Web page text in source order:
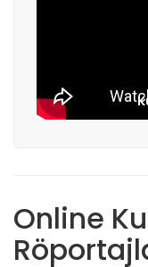
Online